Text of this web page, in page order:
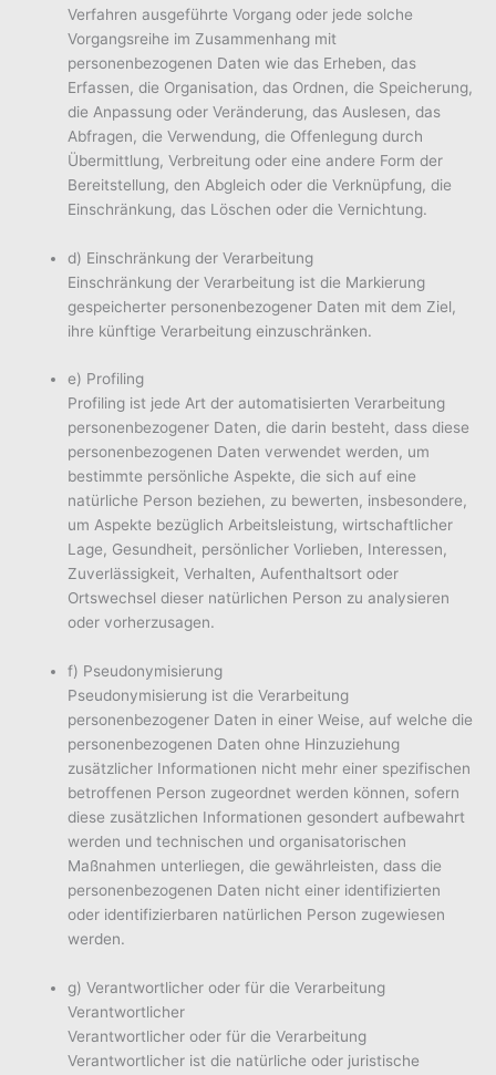
Verfahren ausgeführte Vorgang oder jede solche
Vorgangsreihe im Zusammenhang mit
personenbezogenen Daten wie das Erheben, das
Erfassen, die Organisation, das Ordnen, die Speicherung,
die Anpassung oder Veränderung, das Auslesen, das
Abfragen, die Verwendung, die Offenlegung durch
Übermittlung, Verbreitung oder eine andere Form der
Bereitstellung, den Abgleich oder die Verknüpfung, die
Einschränkung, das Löschen oder die Vernichtung.
d) Einschränkung der Verarbeitung
Einschränkung der Verarbeitung ist die Markierung
gespeicherter personenbezogener Daten mit dem Ziel,
ihre künftige Verarbeitung einzuschränken.
e) Profiling
Profiling ist jede Art der automatisierten Verarbeitung
personenbezogener Daten, die darin besteht, dass diese
personenbezogenen Daten verwendet werden, um
bestimmte persönliche Aspekte, die sich auf eine
natürliche Person beziehen, zu bewerten, insbesondere,
um Aspekte bezüglich Arbeitsleistung, wirtschaftlicher
Lage, Gesundheit, persönlicher Vorlieben, Interessen,
Zuverlässigkeit, Verhalten, Aufenthaltsort oder
Ortswechsel dieser natürlichen Person zu analysieren
oder vorherzusagen.
f) Pseudonymisierung
Pseudonymisierung ist die Verarbeitung
personenbezogener Daten in einer Weise, auf welche die
personenbezogenen Daten ohne Hinzuziehung
zusätzlicher Informationen nicht mehr einer spezifischen
betroffenen Person zugeordnet werden können, sofern
diese zusätzlichen Informationen gesondert aufbewahrt
werden und technischen und organisatorischen
Maßnahmen unterliegen, die gewährleisten, dass die
personenbezogenen Daten nicht einer identifizierten
oder identifizierbaren natürlichen Person zugewiesen
werden.
g) Verantwortlicher oder für die Verarbeitung
Verantwortlicher
Verantwortlicher oder für die Verarbeitung
Verantwortlicher ist die natürliche oder juristische